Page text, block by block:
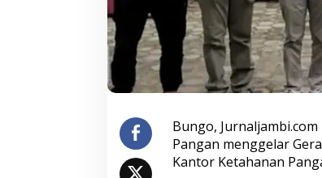
r
e
n
t
a
k
N
s
i
o
n
Bungo,
Pangan menggelar
Kantor Ketahanan